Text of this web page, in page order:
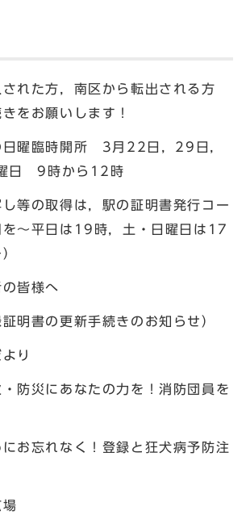
された方，南区から転出される方
をお願いします！
日曜臨時開所 3月22日，29日，
日 9時から12時
し等の取得は，駅の証明書発行コー
を～平日は19時，土・日曜日は17
の皆様へ
証明書の更新手続きのお知らせ）
り
・防災にあなたの力を！消防団員を
にお忘れなく！登録と狂犬病予防注
場